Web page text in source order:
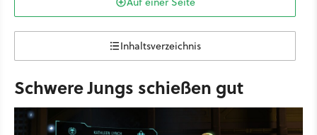
Inhaltsverzeichnis
Schwere Jungs schießen gut